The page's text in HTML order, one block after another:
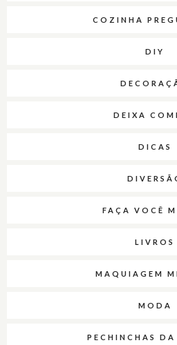
COZINHA
DIY
DEIXA
DICAS
FAÇA VOCÊ
LIVROS
MAQUIAGEM
MODA
PECHINCHAS DA